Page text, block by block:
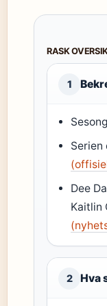
RASK
1
Serien
Dee
Kaitlin
2 Hva